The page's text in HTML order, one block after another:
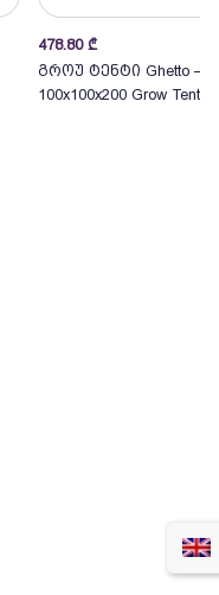
478.80 ₾
გროუ ტენტი Ghetto –
100x100x200 Grow Tent